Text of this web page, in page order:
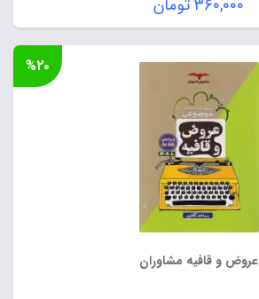
اصلی:
۴۵۰,۰۰۰ تومان
بود.
۳۶۰,۰۰۰تومان
قیمت
فعلی:
۳۶۰,۰۰۰ تومان.
عروض و قافیه مشاوران
%۲۰